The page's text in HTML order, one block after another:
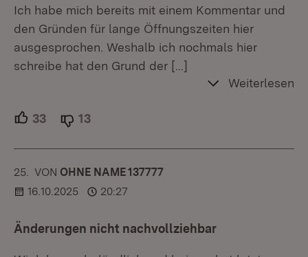
Ich habe mich bereits mit einem Kommentar und
den Gründen für lange Öffnungszeiten hier
ausgesprochen. Weshalb ich nochmals hier
schreibe hat den Grund der […]
Weiterlesen
33 Unterstützer.
13
25. KOMMENTAR
VON :OHNE NAME 137777
16.10.2025
20:27
Änderungen nicht nachvollziehbar